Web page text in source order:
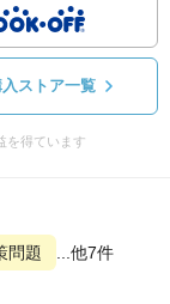
ストア一覧
を得ています
問題 ...他7件